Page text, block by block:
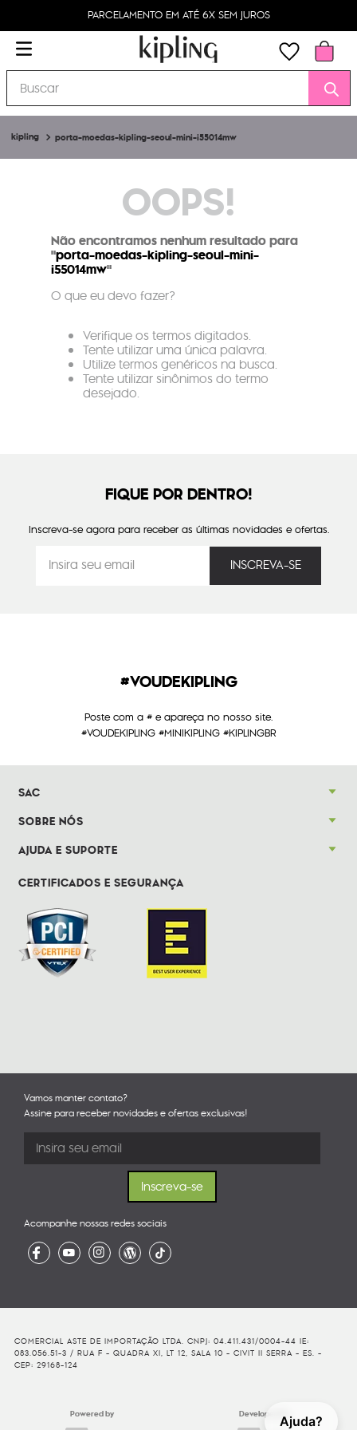
Ajuda?
PARCELAMENTO EM ATÉ 6X SEM JUROS
Buscar
porta-moedas-kipling-seoul-mini-i55014mw
OOPS!
Não encontramos nenhum resultado para
"porta-moedas-kipling-seoul-mini-
i55014mw"
O que eu devo fazer?
Verifique os termos digitados.
Tente utilizar uma única palavra.
Utilize termos genéricos na busca.
Tente utilizar sinônimos do termo
desejado.
FIQUE POR DENTRO!
Inscreva-se agora para receber as últimas novidades e ofertas.
#VOUDEKIPLING
Poste com a # e apareça no nosso site.
#VOUDEKIPLING #MINIKIPLING #KIPLINGBR
SAC
SOBRE NÓS
AJUDA E SUPORTE
CERTIFICADOS E SEGURANÇA
Vamos manter contato?
Assine para receber novidades e ofertas exclusivas!
Acompanhe nossas redes sociais
COMERCIAL ASTE DE IMPORTAÇÃO LTDA. CNPJ: 04.411.431/0004-44 IE:
083.056.51-3 / RUA F - QUADRA XI, LT 12, SALA 10 - CIVIT II SERRA - ES. -
CEP: 29168-124
Powered by Developed By